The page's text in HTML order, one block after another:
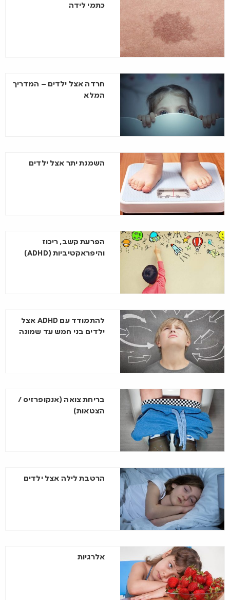
כתמי לידה
חרדה אצל ילדים – המדריך
המלא
השמנת יתר אצל ילדים
הפרעת קשב, ריכוז
והיפראקטיביות (ADHD)
להתמודד עם ADHD אצל
ילדים בני חמש עד שמונה
בריחת צואה (אנקופרזיס /
הצטאות)
הרטבת לילה אצל ילדים
אלרגיות